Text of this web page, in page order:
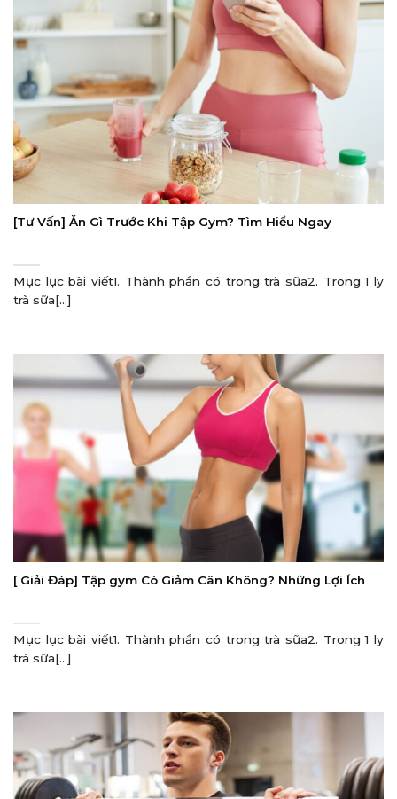
[Tư Vấn] Ăn Gì Trước Khi Tập Gym? Tìm Hiểu Ngay
Mục lục bài viết1. Thành phần có trong trà sữa2. Trong 1 ly
trà sữa[...]
[ Giải Đáp] Tập gym Có Giảm Cân Không? Những Lợi Ích
Mục lục bài viết1. Thành phần có trong trà sữa2. Trong 1 ly
trà sữa[...]